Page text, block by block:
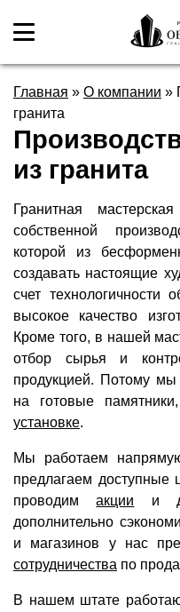
Главная » О компании »
гранита
из гранита
Гранитная
собственной
которой из
создавать настоящие
счет технологичности
высокое качество
Кроме того, в нашей
отбор сырья и
продукцией. Потому
на готовые
установке.
Мы работаем
предлагаем доступные
проводимакции и
дополнительно
и магазинов у нас
сотрудничества по
В нашем штате